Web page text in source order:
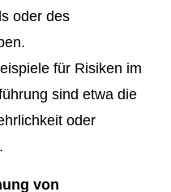
oder des
für Risiken im
sind etwa die
oder
von